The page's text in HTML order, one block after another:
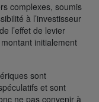
complexes, soumis
à l’investisseur
l’effet de levier
initialement
sont
et sont
ne pas convenir à